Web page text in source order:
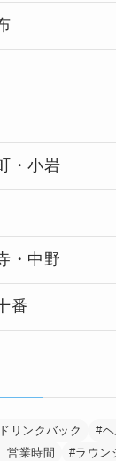
・小岩
・中野
番
リンクバック
#
営業時間
#ラウ